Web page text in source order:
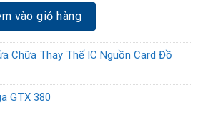
380 số lượng
vào giỏ hàng
Chữa Thay Thế IC Nguồn Card Đồ
GTX 380